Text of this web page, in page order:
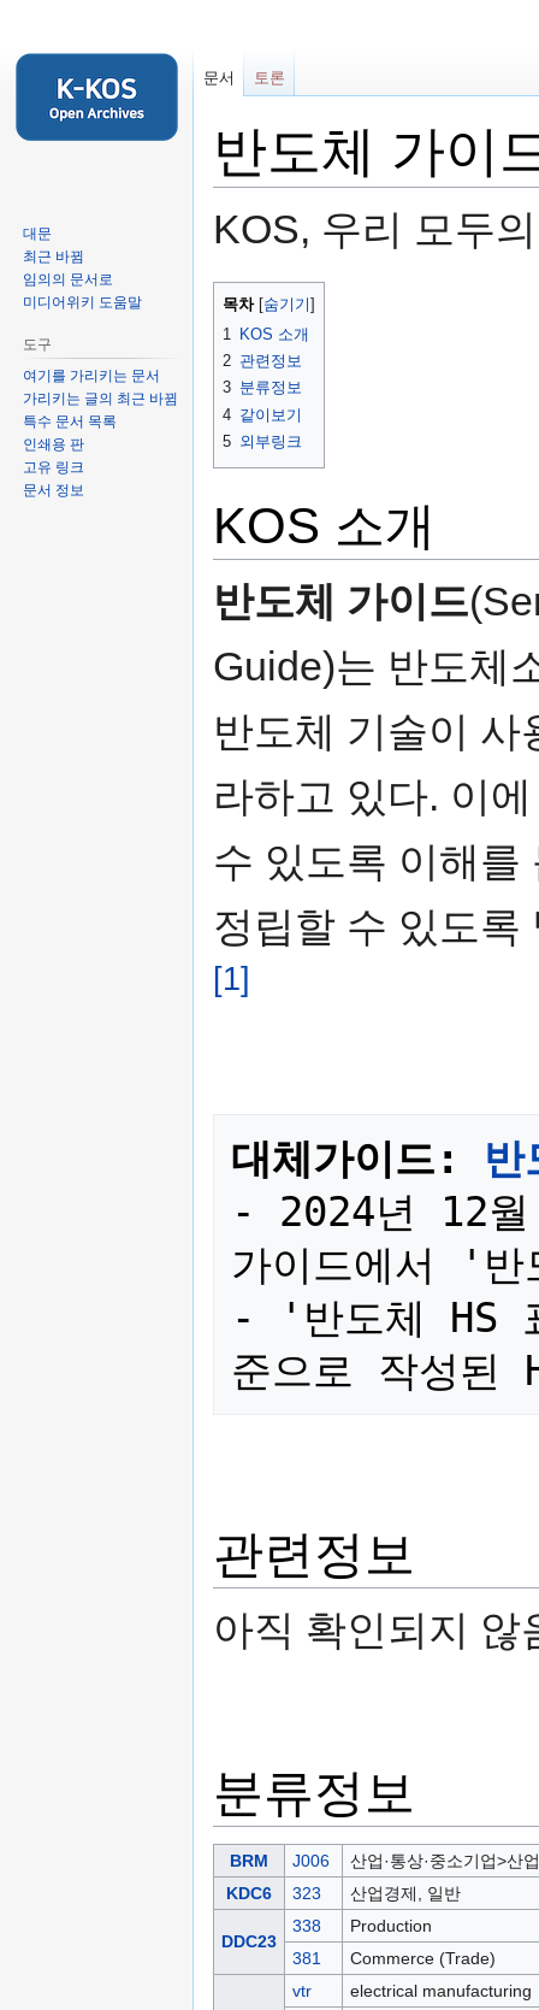
반도체 가이
KOS, 우리 모두
둘
가
기
검
기
목차
1
KOS 소개
2 관련정보
3 분류정보
4 같이보기
5 외부링크
KOS 소개
반도체 가이드
Guide)는 반도체
반도체 기술이 사
라하고 있다. 이
수 있도록 이해를
정립할 수 있도록
[1]
대체가이드:
- 2024년 12월
가이드에서 '
- '반도체 HS
관련정보
아직 확인되지 않
분류정보
BRM J006
산업·통상·중소기업>산
KDC6
323 산업경제, 일반
DDC23
338
Production
381
Commerce (Trade)
vtr
electrical manufacturing
문서 토론
대문
최근 바뀜
임의의 문서로
미디어위키 도움말
도구
여기를 가리키는 문서
가리키는 글의 최근 바뀜
특수 문서 목록
인쇄용 판
고유 링크
문서 정보